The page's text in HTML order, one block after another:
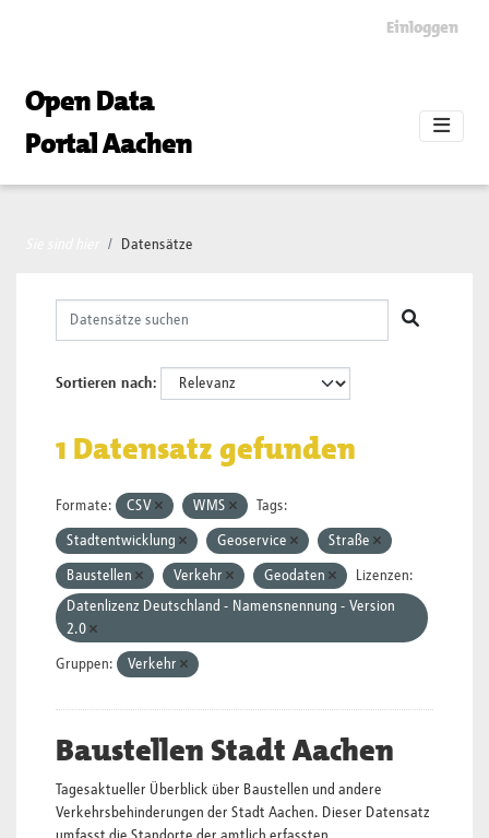
Einloggen
Open Data
Portal Aachen
Datensätze
Sortieren nach
1 Datensatz gefunden
Formate: CSV WMS Tags:
Stadtentwicklung Geoservice Straße
Baustellen Verkehr Geodaten
Lizenzen:
Datenlizenz Deutschland - Namensnennung - Version
2.0
Gruppen: Verkehr
Baustellen Stadt Aachen
Tagesaktueller Überblick über Baustellen und andere
Verkehrsbehinderungen der Stadt Aachen. Dieser Datensatz